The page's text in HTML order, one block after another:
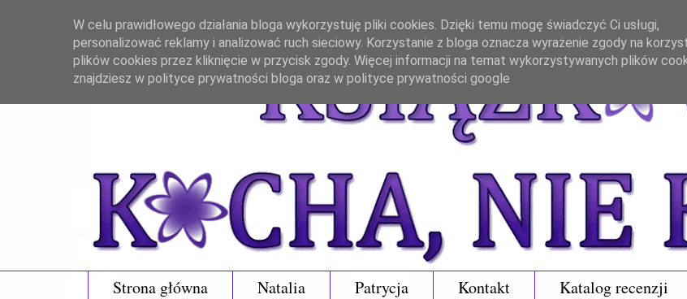
Strona główna Natalia Patrycja Kontakt Katalog recenzji
W celu prawidłowego działania bloga wykorzystuję pliki cookies. Dzięki temu mogę świadczyć Ci usługi,
personalizować reklamy i analizować ruch sieciowy. Korzystanie z bloga oznacza wyrażenie zgody na
plików cookies przez kliknięcie w przycisk zgody. Więcej informacji na temat wykorzystywanych plików
znajdziesz w polityce prywatności bloga oraz w polityce prywatności google